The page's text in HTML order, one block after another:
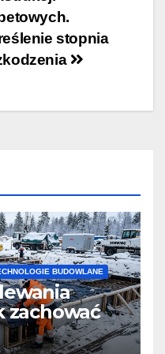
stopnia
BUDOWLANE
zachować